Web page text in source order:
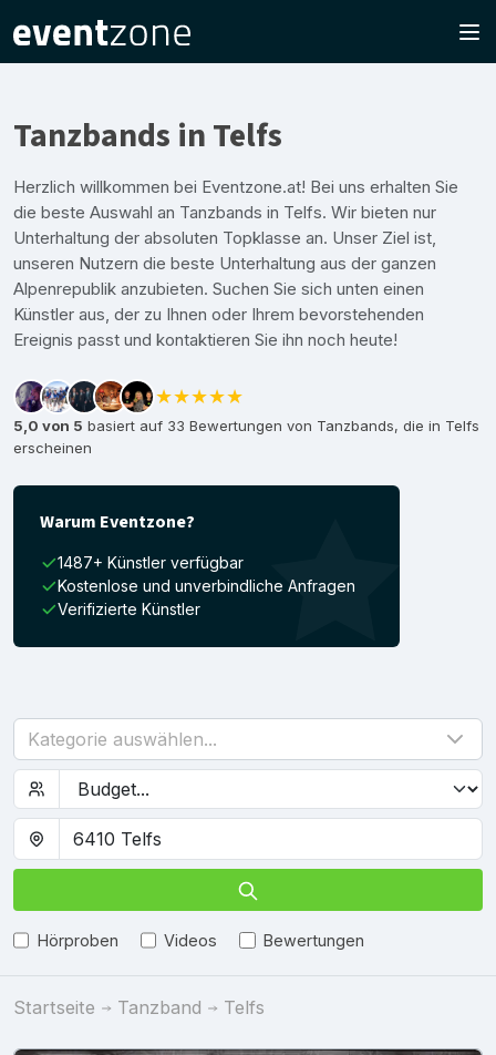
Tanzbands in Telfs
Herzlich willkommen bei Eventzone.at! Bei uns erhalten Sie
die beste Auswahl an Tanzbands in Telfs. Wir bieten nur
Unterhaltung der absoluten Topklasse an. Unser Ziel ist,
unseren Nutzern die beste Unterhaltung aus der ganzen
Alpenrepublik anzubieten. Suchen Sie sich unten einen
Künstler aus, der zu Ihnen oder Ihrem bevorstehenden
Ereignis passt und kontaktieren Sie ihn noch heute!
★★★★★
5,0 von 5 basiert auf 33 Bewertungen von Tanzbands, die in Telfs
erscheinen
Warum Eventzone?
1487+ Künstler verfügbar
Kostenlose und unverbindliche Anfragen
Verifizierte Künstler
Kategorie auswählen...
Hörproben Videos Bewertungen
Startseite Tanzband Telfs